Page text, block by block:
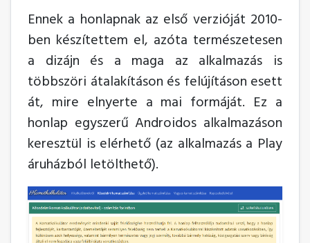
Ennek a honlapnak az első verzióját 2010-
ben készítettem el, azóta természetesen
a dizájn és a maga az alkalmazás is
többszöri átalakításon és felújításon esett
át, mire elnyerte a mai formáját. Ez a
honlap egyszerű Androidos alkalmazáson
keresztül is elérhető (az alkalmazás a Play
áruházból letölthető).